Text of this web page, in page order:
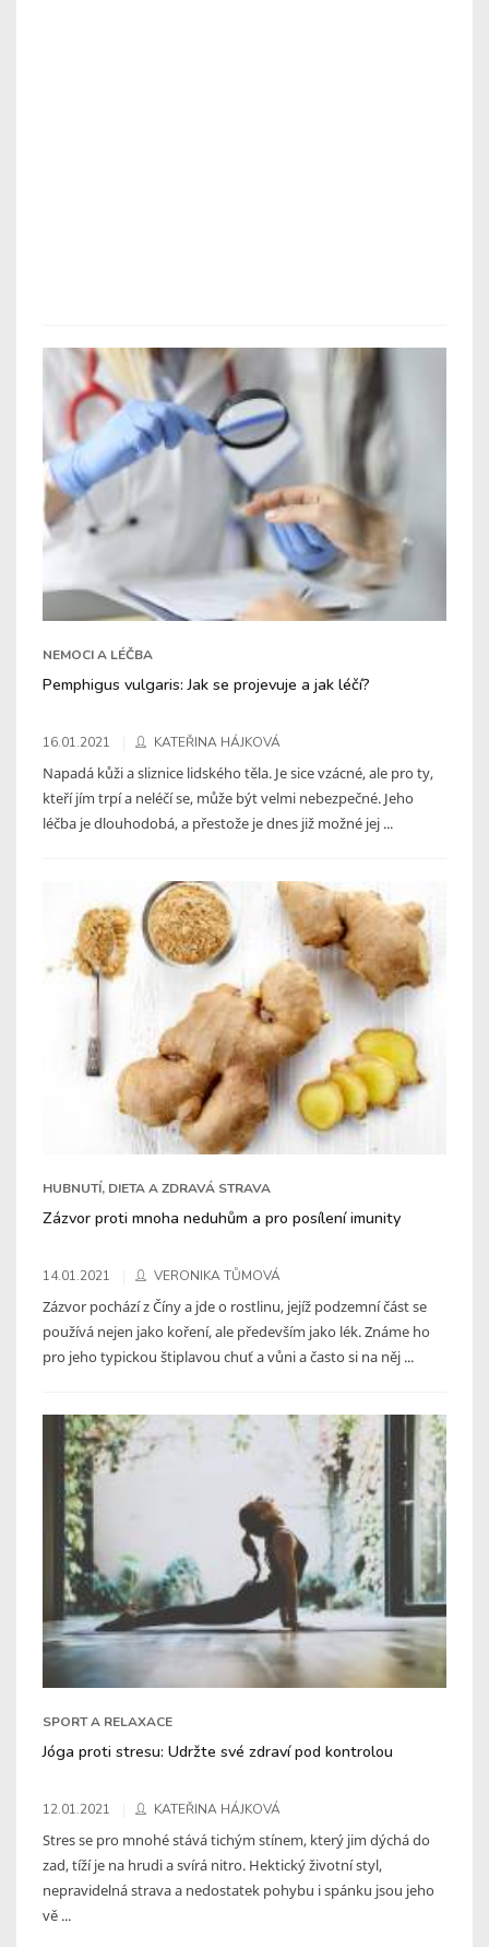
NEMOCI A LÉČBA
Pemphigus vulgaris: Jak se projevuje a jak léčí?
16.01.2021 KATEŘINA HÁJKOVÁ
Napadá kůži a sliznice lidského těla. Je sice vzácné, ale pro ty,
kteří jím trpí a neléčí se, může být velmi nebezpečné. Jeho
léčba je dlouhodobá, a přestože je dnes již možné jej ...
HUBNUTÍ, DIETA A ZDRAVÁ STRAVA
Zázvor proti mnoha neduhům a pro posílení imunity
14.01.2021 VERONIKA TŮMOVÁ
Zázvor pochází z Číny a jde o rostlinu, jejíž podzemní část se
používá nejen jako koření, ale především jako lék. Známe ho
pro jeho typickou štiplavou chuť a vůni a často si na něj ...
SPORT A RELAXACE
Jóga proti stresu: Udržte své zdraví pod kontrolou
12.01.2021 KATEŘINA HÁJKOVÁ
Stres se pro mnohé stává tichým stínem, který jim dýchá do
zad, tíží je na hrudi a svírá nitro. Hektický životní styl,
nepravidelná strava a nedostatek pohybu i spánku jsou jeho
vě ...